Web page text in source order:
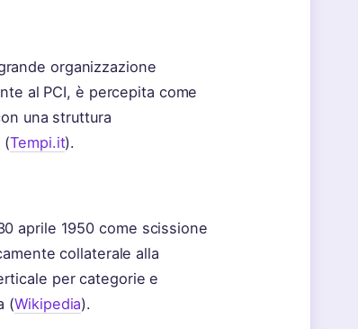
organizzazione
al PCI, è percepita come
una struttura
(Tempi.it).
aprile 1950 come scissione
collaterale alla
per categorie e
(Wikipedia).